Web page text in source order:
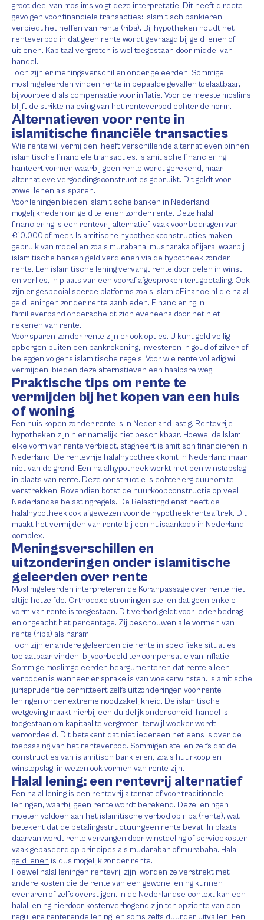
groot deel van moslims volgt deze interpretatie. Dit heeft directe
gevolgen voor financiële transacties: islamitisch bankieren
verbiedt het heffen van rente (riba). Bij hypotheken houdt het
renteverbod in dat geen rente wordt gevraagd bij geld lenen of
uitlenen. Kapitaal vergroten is wel toegestaan door middel van
handel.
Toch zijn er meningsverschillen onder geleerden. Sommige
moslimgeleerden vinden rente in bepaalde gevallen toelaatbaar,
bijvoorbeeld als compensatie voor inflatie. Voor de meeste moslims
blijft de strikte naleving van het renteverbod echter de norm.
Alternatieven voor rente in
islamitische financiële transacties
Wie rente wil vermijden, heeft verschillende alternatieven binnen
islamitische financiële transacties. Islamitische financiering
hanteert vormen waarbij geen rente wordt gerekend, maar
alternatieve vergoedingsconstructies gebruikt. Dit geldt voor
zowel lenen als sparen.
Voor leningen bieden islamitische banken in Nederland
mogelijkheden om geld te lenen zonder rente. Deze halal
financiering is een rentevrij alternatief, vaak voor bedragen van
€10.000 of meer. Islamitische hypotheekconstructies maken
gebruik van modellen zoals murabaha, musharaka of ijara, waarbij
islamitische banken geld verdienen via de hypotheek zonder
rente. Een islamitische lening vervangt rente door delen in winst
en verlies, in plaats van een vooraf afgesproken terugbetaling. Ook
zijn er gespecialiseerde platforms zoals IslamicFinance.nl die halal
geld leningen zonder rente aanbieden. Financiering in
familieverband onderscheidt zich eveneens door het niet
rekenen van rente.
Voor sparen zonder rente zijn er ook opties. U kunt geld veilig
opbergen buiten een bankrekening, investeren in goud of zilver, of
beleggen volgens islamitische regels. Voor wie rente volledig wil
vermijden, bieden deze alternatieven een haalbare weg.
Praktische tips om rente te
vermijden bij het kopen van een huis
of woning
Een huis kopen zonder rente is in Nederland lastig. Rentevrije
hypotheken zijn hier namelijk niet beschikbaar. Hoewel de Islam
elke vorm van rente verbiedt, stagneert islamitisch financieren in
Nederland. De rentevrije halalhypotheek komt in Nederland maar
niet van de grond. Een halalhypotheek werkt met een winstopslag
in plaats van rente. Deze constructie is echter erg duur om te
verstrekken. Bovendien botst de huurkoopconstructie op veel
Nederlandse belastingregels. De Belastingdienst heeft de
halalhypotheek ook afgewezen voor de hypotheekrenteaftrek. Dit
maakt het vermijden van rente bij een huisaankoop in Nederland
complex.
Meningsverschillen en
uitzonderingen onder islamitische
geleerden over rente
Moslimgeleerden interpreteren de Koranpassage over rente niet
altijd hetzelfde. Orthodoxe stromingen stellen dat geen enkele
vorm van rente is toegestaan. Dit verbod geldt voor ieder bedrag
en ongeacht het percentage. Zij beschouwen alle vormen van
rente (riba) als haram.
Toch zijn er andere geleerden die rente in specifieke situaties
toelaatbaar vinden, bijvoorbeeld ter compensatie van inflatie.
Sommige moslimgeleerden beargumenteren dat rente alleen
verboden is wanneer er sprake is van woekerwinsten. Islamitische
jurisprudentie permitteert zelfs uitzonderingen voor rente
leningen onder extreme noodzakelijkheid. De islamitische
wetgeving maakt hierbij een duidelijk onderscheid: handel is
toegestaan om kapitaal te vergroten, terwijl woeker wordt
veroordeeld. Dit betekent dat niet iedereen het eens is over de
toepassing van het renteverbod. Sommigen stellen zelfs dat de
constructies van islamitisch bankieren, zoals huurkoop en
winstopslag, in wezen ook vormen van rente zijn.
Halal lening: een rentevrij alternatief
Een halal lening is een rentevrij alternatief voor traditionele
leningen, waarbij geen rente wordt berekend. Deze leningen
moeten voldoen aan het islamitische verbod op riba (rente), wat
betekent dat de betalingsstructuur geen rente bevat. In plaats
daarvan wordt rente vervangen door winstdeling of servicekosten,
vaak gebaseerd op principes als mudarabah of murabaha. Halal
geld lenen is dus mogelijk zonder rente.
Hoewel halal leningen rentevrij zijn, worden ze verstrekt met
andere kosten die de rente van een gewone lening kunnen
evenaren of zelfs overstijgen. In de Nederlandse context kan een
halal lening hierdoor kostenverhogend zijn ten opzichte van een
reguliere renterende lening, en soms zelfs duurder uitvallen. Een